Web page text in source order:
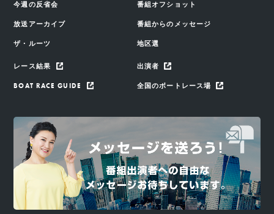
今週の反省会 番組オフショット
放送アーカイブ 番組からのメッセージ
ザ・ルーツ 地区選
レース結果 出演者
BOAT RACE GUIDE 全国のボートレース場